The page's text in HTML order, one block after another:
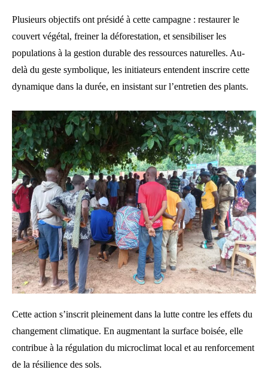
Plusieurs objectifs ont présidé à cette campagne : restaurer le
couvert végétal, freiner la déforestation, et sensibiliser les
populations à la gestion durable des ressources naturelles. Au-
delà du geste symbolique, les initiateurs entendent inscrire cette
dynamique dans la durée, en insistant sur l’entretien des plants.
Cette action s’inscrit pleinement dans la lutte contre les effets du
changement climatique. En augmentant la surface boisée, elle
contribue à la régulation du microclimat local et au renforcement
de la résilience des sols.